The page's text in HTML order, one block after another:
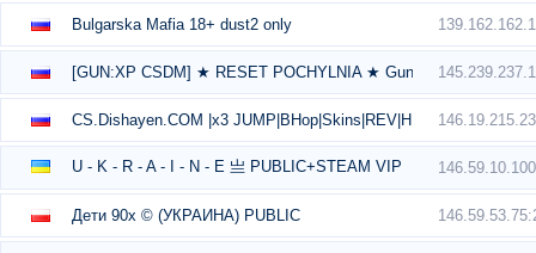
Bulgarska Mafia 18+ dust2 only
[GUN:XP CSDM] ★ RESET POCHYLNIA ★ Gun XP Mod ★ 1s1k
CS.Dishayen.COM |x3 JUMP|BHop|Skins|REV|HEAL|Server 4
U - K - R - A - I - N - E 亗 PUBLIC+STEAM VIP
Дети 90х © (УКРАИНА) PUBLIC